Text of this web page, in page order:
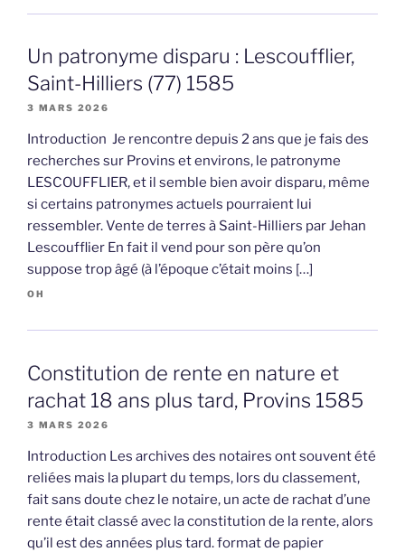
Un patronyme disparu : Lescoufflier,
Saint-Hilliers (77) 1585
3 MARS 2026
Introduction Je rencontre depuis 2 ans que je fais des
recherches sur Provins et environs, le patronyme
LESCOUFFLIER, et il semble bien avoir disparu, même
si certains patronymes actuels pourraient lui
ressembler. Vente de terres à Saint-Hilliers par Jehan
Lescoufflier En fait il vend pour son père qu’on
suppose trop âgé (à l’époque c’était moins […]
OH
Constitution de rente en nature et
rachat 18 ans plus tard, Provins 1585
3 MARS 2026
Introduction Les archives des notaires ont souvent été
reliées mais la plupart du temps, lors du classement,
fait sans doute chez le notaire, un acte de rachat d’une
rente était classé avec la constitution de la rente, alors
qu’il est des années plus tard. format de papier